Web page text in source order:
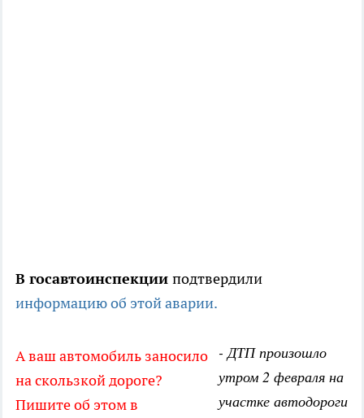
В госавтоинспекции подтвердили
информацию об этой аварии.
А ваш автомобиль заносило
на скользкой дороге?
Пишите об этом в
- ДТП произошло
утром 2 февраля на
участке автодороги